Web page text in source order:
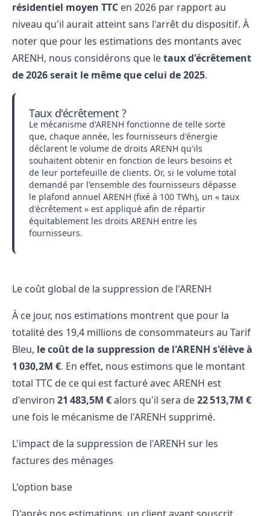
résidentiel moyen TTC en 2026 par rapport au
niveau qu'il aurait atteint sans l'arrêt du dispositif. À
noter que pour les estimations des montants avec
ARENH, nous considérons que letaux d'écrêtement
de 2026 serait le même que celui de 2025.
Taux d'écrêtement ?
Le mécanisme d'ARENH fonctionne de telle sorte
que, chaque année, les fournisseurs d'énergie
déclarent le volume de droits ARENH qu'ils
souhaitent obtenir en fonction de leurs besoins et
de leur portefeuille de clients. Or, si le volume total
demandé par l'ensemble des fournisseurs dépasse
le plafond annuel ARENH (fixé à 100 TWh), un « taux
d'écrêtement » est appliqué afin de répartir
équitablement les droits ARENH entre les
fournisseurs.
Le coût global de la suppression de l'ARENH
À ce jour, nos estimations montrent que pour la
totalité des 19,4 millions de consommateurs au Tarif
Bleu, le coût de la suppression de l'ARENH s'élève à
1 030,2M €. En effet, nous estimons que le montant
total TTC de ce qui est facturé avec ARENH est
d'environ 21 483,5M €alors qu'il sera de22 513,7M €
une fois le mécanisme de l'ARENH supprimé.
L'impact de la suppression de l'ARENH sur les
factures des ménages
L'option base